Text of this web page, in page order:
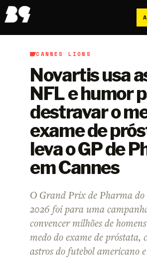
B9/Cannes Lions
CANNES LIONS
Novartis usa
NFL e humor
destravar o
exame de
leva o GP de
em Cannes
O Grand Prix de Pharma do
2026 foi para uma
convencer milhões de
medo do exame de próstata,
astros do futebol americano